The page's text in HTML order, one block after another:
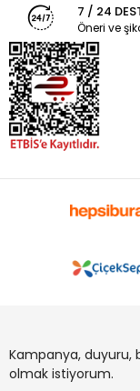
7 / 24
Öneri ve
Kampanya, duyuru,
olmak istiyorum.